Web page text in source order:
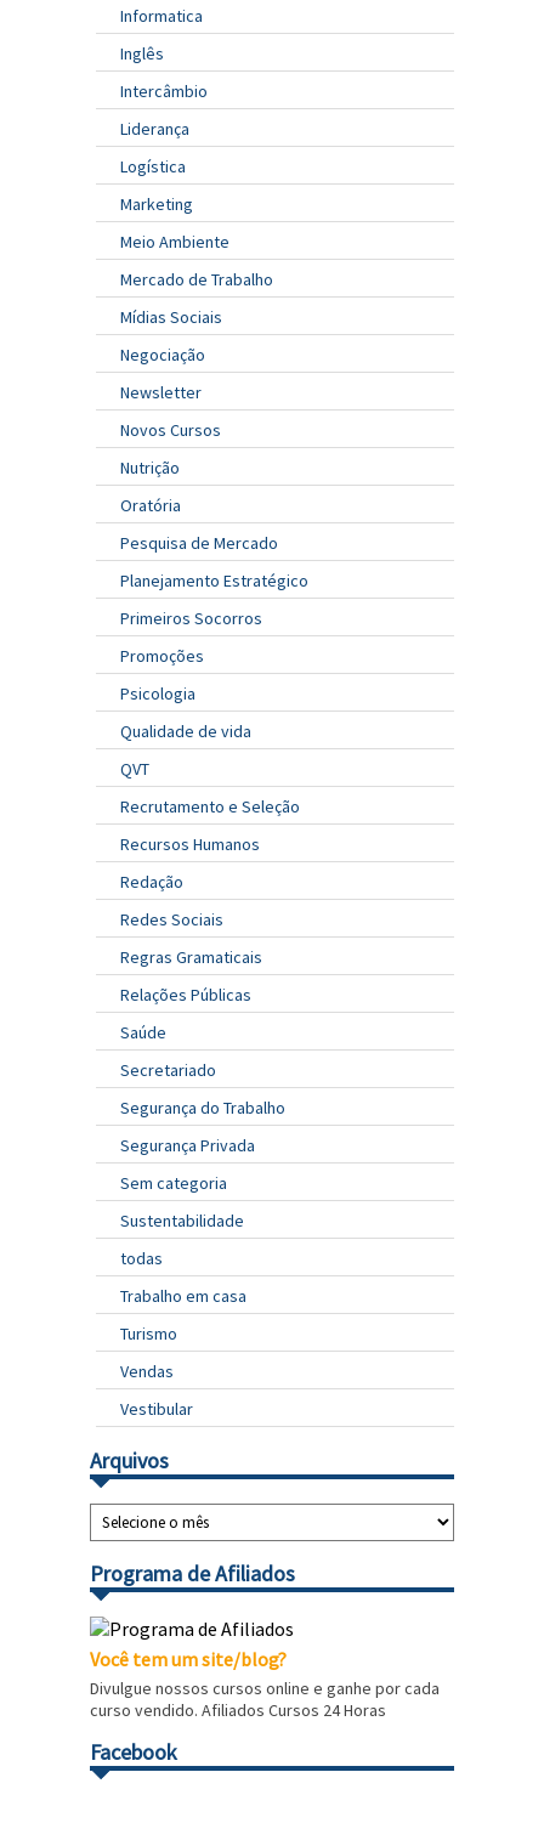
Informatica
Inglês
Intercâmbio
Liderança
Logística
Marketing
Meio Ambiente
Mercado de Trabalho
Mídias Sociais
Negociação
Newsletter
Novos Cursos
Nutrição
Oratória
Pesquisa de Mercado
Planejamento Estratégico
Primeiros Socorros
Promoções
Psicologia
Qualidade de vida
QVT
Recrutamento e Seleção
Recursos Humanos
Redação
Redes Sociais
Regras Gramaticais
Relações Públicas
Saúde
Secretariado
Segurança do Trabalho
Segurança Privada
Sem categoria
Sustentabilidade
todas
Trabalho em casa
Turismo
Vendas
Vestibular
Arquivos
Programa de Afiliados
Você tem um site/blog?
Divulgue nossos cursos online e ganhe por cada
curso vendido. Afiliados Cursos 24 Horas
Facebook